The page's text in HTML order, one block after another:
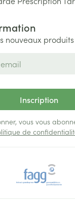
nouveaux
Inscription
vous vous
de